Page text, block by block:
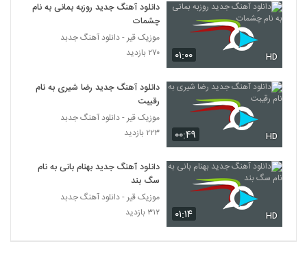
۰۱:۰۰ HD
دانلود آهنگ جدید روزبه بمانی به نام
چشمات
موزیک قیر - دانلود آهنگ جدبد
۲۷۰ بازدید
۰۰:۴۹ HD
دانلود آهنگ جدید رضا شیری به نام
رقیبت
موزیک قیر - دانلود آهنگ جدبد
۲۲۳ بازدید
۰۱:۱۴ HD
دانلود آهنگ جدید بهنام بانی به نام
سگ بند
موزیک قیر - دانلود آهنگ جدبد
۳۱۲ بازدید